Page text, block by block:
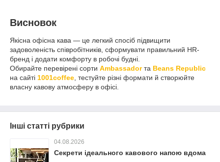
Висновок
Якісна офісна кава — це легкий спосіб підвищити
задоволеність співробітників, сформувати правильний HR-
бренд і додати комфорту в робочі будні.
Обирайте перевірені сорти Ambassador та Beans Republic
на сайті 1001coffee , тестуйте різні формати й створюйте
власну кавову атмосферу в офісі.
Інші статті рубрики
04.08.2026
Секрети ідеального кавового напою вдома